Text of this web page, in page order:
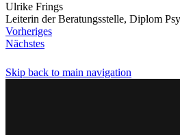
Ulrike Frings
Leiterin der Beratungsstelle, Diplom
Vorheriges
Nächstes
Skip back to main navigation